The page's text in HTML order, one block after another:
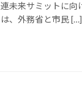
連未来サミットに向
は、外務省と市民 […]